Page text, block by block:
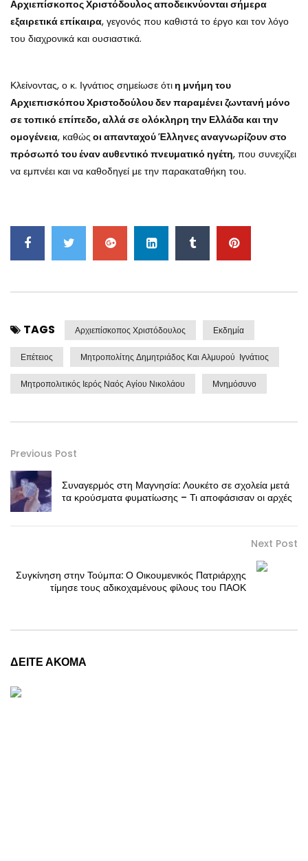
Αρχιεπίσκοπος Χριστόδουλος αποδεικνύονται σήμερα
εξαιρετικά επίκαιρα, γεγονός που καθιστά το έργο και τον λόγο
του διαχρονικά και ουσιαστικά.
Κλείνοντας, ο κ. Ιγνάτιος σημείωσε ότιη μνήμη του
Αρχιεπισκόπου Χριστοδούλου δεν παραμένει ζωντανή μόνο
σε τοπικό επίπεδο, αλλά σε ολόκληρη την Ελλάδα και την
ομογένεια, καθώςοι απανταχού Έλληνες αναγνωρίζουν στο
πρόσωπό του έναν αυθεντικό πνευματικό ηγέτη, που συνεχίζει
να εμπνέει και να καθοδηγεί με την παρακαταθήκη του.
TAGS Αρχιεπίσκοπος Χριστόδουλος Εκδημία
Επέτειος Μητροπολίτης Δημητριάδος Και Αλμυρού Ιγνάτιος
Μητροπολιτικός Ιερός Ναός Αγίου Νικολάου Μνημόσυνο
Previous Post
Συναγερμός στη Μαγνησία: Λουκέτο σε σχολεία μετά
τα κρούσματα φυματίωσης – Τι αποφάσισαν οι αρχές
Next Post
Συγκίνηση στην Τούμπα: Ο Οικουμενικός Πατριάρχης
τίμησε τους αδικοχαμένους φίλους του ΠΑΟΚ
ΔΕΙΤΕ ΑΚΟΜΑ